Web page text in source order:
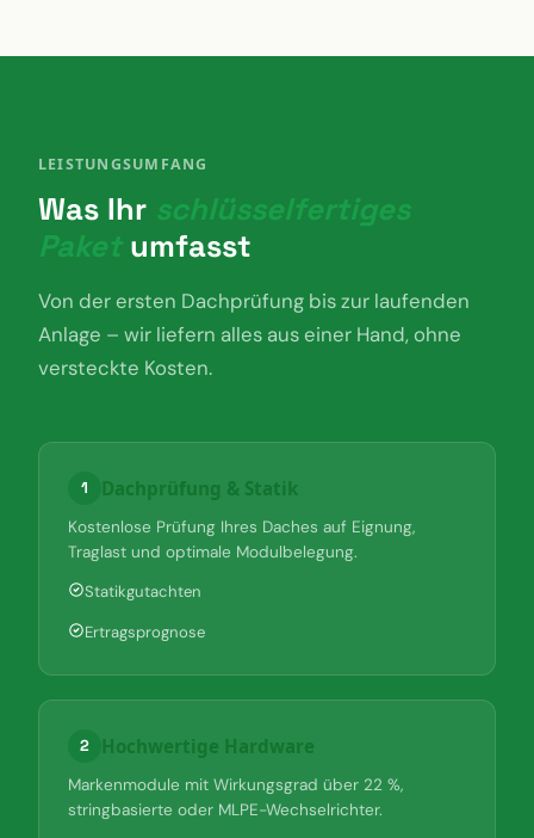
LEISTUNGSUMFANG
Was Ihr schlüsselfertiges
Paketumfasst
Von der ersten Dachprüfung bis zur laufenden
Anlage – wir liefern alles aus einer Hand, ohne
versteckte Kosten.
1 Dachprüfung & Statik
Kostenlose Prüfung Ihres Daches auf Eignung,
Traglast und optimale Modulbelegung.
Statikgutachten
Ertragsprognose
2 Hochwertige Hardware
Markenmodule mit Wirkungsgrad über 22 %,
stringbasierte oder MLPE-Wechselrichter.